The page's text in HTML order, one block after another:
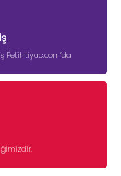
Petihtiyac.com’da